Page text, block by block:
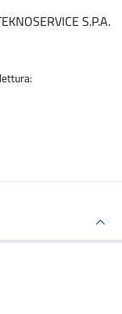
S.P.A.